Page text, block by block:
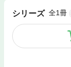
シリーズ 全1冊